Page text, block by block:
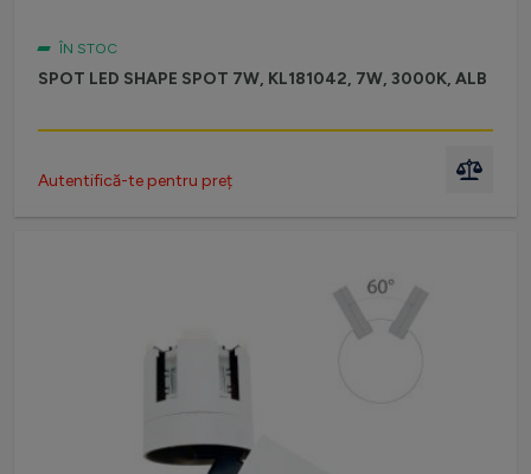
ÎN STOC
SPOT LED SHAPE SPOT 7W, KL181042, 7W, 3000K, ALB
Autentifică-te pentru preț